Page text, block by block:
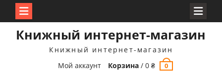
Книжный интернет-магазин
Книжный интернет-магазин
Мой аккаунт
Корзина /0₴ 0